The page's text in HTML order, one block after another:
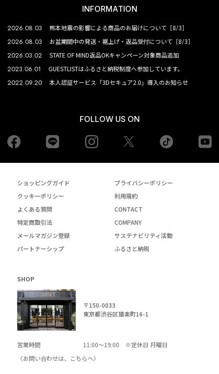
INFORMATION
2026.08.03 熊本地震の影響による商品のお届けについて［8/3］
2026.08.03 お盆期間中の発送・裾上げ・返品受付について［8/3］
2026.03.02 STATE OF MIND返品OKキャンペーン対象商品追加
2023.06.01 GUESTLISTはふるさと納税制度へ参加しています。
2022.09.20 本人認証サービス「3Dセキュア2.0」導入のお知らせ
FOLLOW US ON
Facebook Instagram tiktok
ショッピングガイド
プライバシーポリシー
クッキーポリシー
利用規約
よくある質問
CONTACT
特定商取引法
COMPANY
メールマガジン登録
サステナビリティ活動
パートナーシップ
ふるさと納税
SHOP
〒150-0033
東京都渋谷区猿楽町16-1
営業時間
11:00～19:00 ※定休日 月曜日
〈お問い合わせは、
こちらへ〉